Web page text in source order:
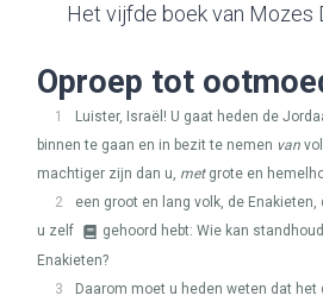
Het vijfde boek van Mozes
Oproep tot
1 Luister, Israël! U gaat heden de
binnen te gaan en in bezit te nemen van
machtiger zijn dan u, metgrote en
2
een groot en lang volk, de Enakieten,
u zelf
gehoord hebt: Wie kan
Enakieten?
3
Daarom moet u heden weten dat het